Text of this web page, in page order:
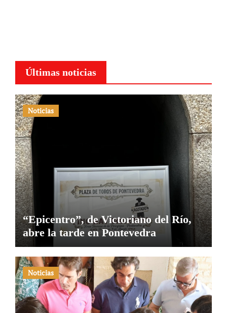
Últimas noticias
Noticias
“Epicentro”, de Victoriano del Río,
abre la tarde en Pontevedra
Noticias